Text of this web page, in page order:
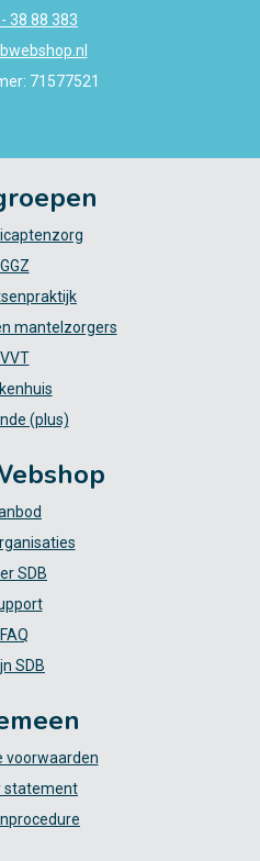
38 88 383
71577521
GGZ
mantelzorgers
VVT
(plus)
SDB
FAQ
SDB
voorwaarden
statement